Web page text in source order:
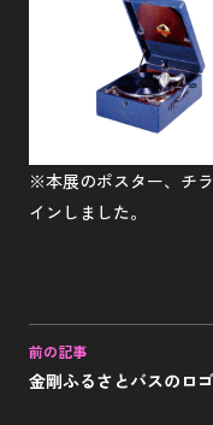
※本展のポスター、チ
インしました。
前の記事
金剛ふるさとバスのロ